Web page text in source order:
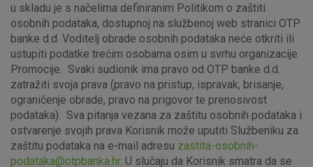
u skladu je s načelima definiranim Politikom o zaštiti
osobnih podataka, dostupnoj na službenoj web stranici OTP
banke d.d. Voditelj obrade osobnih podataka neće otkriti ili
ustupiti podatke trećim osobama osim u svrhu organizacije
Promocije. Svaki sudionik ima pravo od OTP banke d.d.
zatražiti svoja prava (pravo na pristup, ispravak, brisanje,
ograničenje obrade, pravo na prigovor te prenosivost
podataka). Sva pitanja vezana za zaštitu osobnih podataka i
ostvarenje svojih prava Korisnik može uputiti Službeniku za
zaštitu podataka na e-mail adresu zastita-osobnih-
podataka@otpbanka.hr. U slučaju da Korisnik smatra da se